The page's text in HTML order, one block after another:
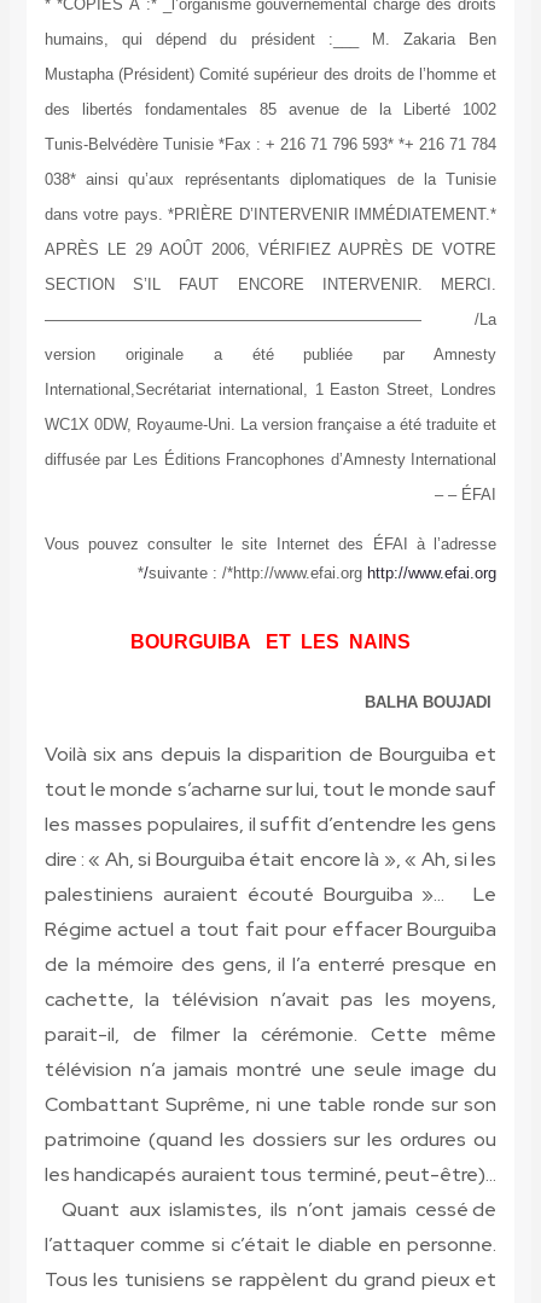
* *COPIES À :* _l’organisme gouvernemental chargé des droits
humains, qui dépend du président :___ M. Zakaria Ben
Mustapha (Président) Comité supérieur des droits de l’homme et
des libertés fondamentales 85 avenue de la Liberté 1002
Tunis‑Belvédère Tunisie *Fax : + 216 71 796 593* *+ 216 71 784
038* ainsi qu’aux représentants diplomatiques de la Tunisie
dans votre pays. *PRIÈRE D’INTERVENIR IMMÉDIATEMENT.*
APRÈS LE 29 AOÛT 2006, VÉRIFIEZ AUPRÈS DE VOTRE
SECTION S’IL FAUT ENCORE INTERVENIR. MERCI.
———————————————————————— /La
version originale a été publiée par Amnesty
International,Secrétariat international, 1 Easton Street, Londres
WC1X 0DW, Royaume-Uni. La version française a été traduite et
diffusée par Les Éditions Francophones d’Amnesty International
– ÉFAI –
Vous pouvez consulter le site Internet des ÉFAI à l’adresse
suivante : /*http://www.efai.org http://www.efai.org/
*
BOURGUIBA ET LES NAINS
BALHA BOUJADI
Voilà six ans depuis la disparition de Bourguiba et
tout le monde s’acharne sur lui, tout le monde sauf
les masses populaires, il suffit d’entendre les gens
dire : « Ah, si Bourguiba était encore là », « Ah, si les
palestiniens auraient écouté Bourguiba »… Le
Régime actuel a tout fait pour effacer Bourguiba
de la mémoire des gens, il l’a enterré presque en
cachette, la télévision n’avait pas les moyens,
parait-il, de filmer la cérémonie. Cette même
télévision n’a jamais montré une seule image du
Combattant Suprême, ni une table ronde sur son
patrimoine (quand les dossiers sur les ordures ou
les handicapés auraient tous terminé, peut-être)…
Quant aux islamistes, ils n’ont jamais cessé de
l’attaquer comme si c’était le diable en personne.
Tous les tunisiens se rappèlent du grand pieux et